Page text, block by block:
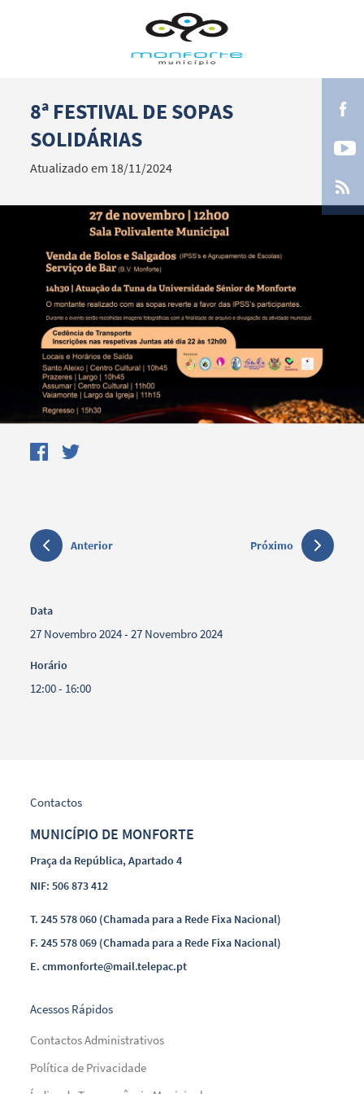
Termo de Pesquisa
Categorias gerais
Filtros
8ª FESTIVAL DE SOPAS
SOLIDÁRIAS
Atualizado em 18/11/2024
Anterior Próximo
Data
27 Novembro 2024 - 27 Novembro 2024
Horário
12:00 - 16:00
Contactos
MUNICÍPIO DE MONFORTE
Praça da República, Apartado 4
NIF: 506 873 412
T.245 578 060 (Chamada para a Rede Fixa Nacional)
F.245 578 069 (Chamada para a Rede Fixa Nacional)
E.cmmonforte@mail.telepac.pt
Acessos Rápidos
Contactos Administrativos
Política de Privacidade